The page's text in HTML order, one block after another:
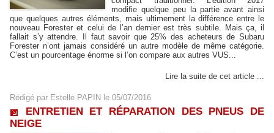
modifie quelque peu la partie avant ainsi
que quelques autres éléments, mais ultimement la différence entre le
nouveau Forester et celui de l’an dernier est très subtile. Mais ça, il
fallait s’y attendre. Il faut savoir que 25% des acheteurs de Subaru
Forester n’ont jamais considéré un autre modèle de même catégorie.
C’est un pourcentage énorme si l’on compare aux autres VUS...
Lire la suite de cet article ...
Rédigé par Estelle PAPIN le 05/07/2016
ENTRETIEN ET RÉPARATION DES PNEUS DE
NEIGE